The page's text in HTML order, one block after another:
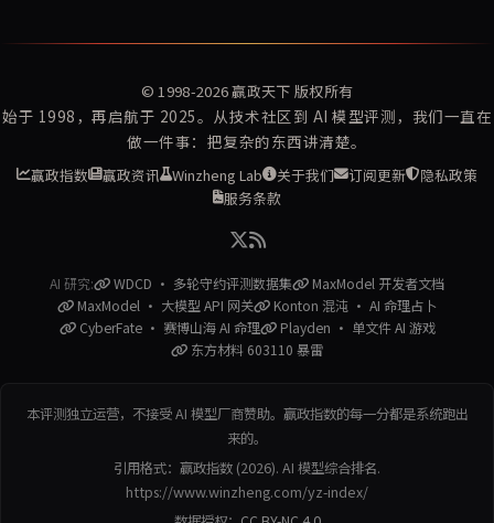
© 1998-2026赢政天下 版权所有
始于 1998，再启航于 2025。从技术社区到 AI 模型评测，我们一直在
做一件事：把复杂的东西讲清楚。
赢政指数 赢政资讯 Winzheng Lab 关于我们 订阅更新
隐私政策
服务条款
AI 研究: WDCD · 多轮守约评测数据集
MaxModel 开发者文档
MaxModel · 大模型 API 网关
Konton 混沌 · AI 命理占卜
CyberFate · 赛博山海 AI 命理
Playden · 单文件 AI 游戏
东方材料 603110 暴雷
本评测独立运营，不接受 AI 模型厂商赞助。赢政指数的每一分都是系统跑出
来的。
引用格式：赢政指数 (2026). AI 模型综合排名.
https://www.winzheng.com/yz-index/